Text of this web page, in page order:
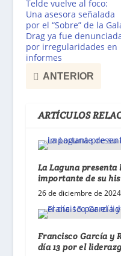
Telde vuelve al foco:
Una asesora señalada
por el “Sobre” de la
Drag ya fue
por irregularidades en
informes
ANTERIOR
ARTÍCULOS
La Laguna presenta
importante de su
26 de diciembre de 2024
Francisco García y
día 13 por el